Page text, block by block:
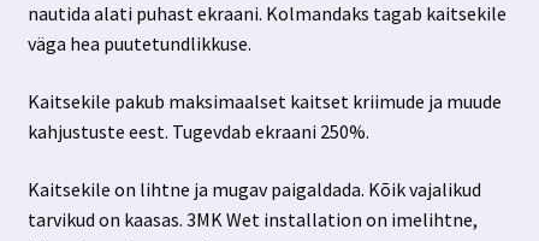
nautida alati puhast ekraani. Kolmandaks tagab kaitsekile
väga hea puutetundlikkuse.
Kaitsekile pakub maksimaalset kaitset kriimude ja muude
kahjustuste eest. Tugevdab ekraani 250%.
Kaitsekile on lihtne ja mugav paigaldada. Kõik vajalikud
tarvikud on kaasas. 3MK Wet installation on imelihtne,